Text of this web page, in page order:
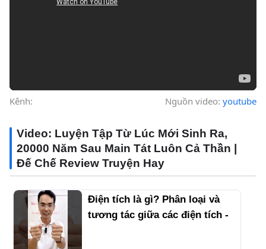
Kênh: Nguồn video: youtube
Video: Luyện Tập Từ Lúc Mới Sinh Ra,
20000 Năm Sau Main Tát Luôn Cả Thần |
Đế Chế Review Truyện Hay
Điện tích là gì? Phân loại và
tương tác giữa các điện tích -